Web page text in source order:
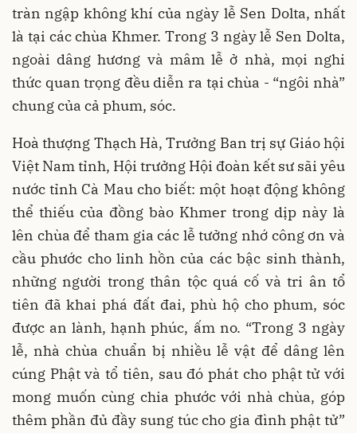
tràn ngập không khí của ngày lễ Sen Dolta, nhất
là tại các chùa Khmer. Trong 3 ngày lễ Sen Dolta,
ngoài dâng hương và mâm lễ ở nhà, mọi nghi
thức quan trọng đều diễn ra tại chùa - “ngôi nhà”
chung của cả phum, sóc.
Hoà thượng Thạch Hà, Trưởng Ban trị sự Giáo hội
Việt Nam tỉnh, Hội trưởng Hội đoàn kết sư sãi yêu
nước tỉnh Cà Mau cho biết: một hoạt động không
thể thiếu của đồng bào Khmer trong dịp này là
lên chùa để tham gia các lễ tưởng nhớ công ơn và
cầu phước cho linh hồn của các bậc sinh thành,
những người trong thân tộc quá cố và tri ân tổ
tiên đã khai phá đất đai, phù hộ cho phum, sóc
được an lành, hạnh phúc, ấm no. “Trong 3 ngày
lễ, nhà chùa chuẩn bị nhiều lễ vật để dâng lên
cúng Phật và tổ tiên, sau đó phát cho phật tử với
mong muốn cùng chia phước với nhà chùa, góp
thêm phần đủ đầy sung túc cho gia đình phật tử”